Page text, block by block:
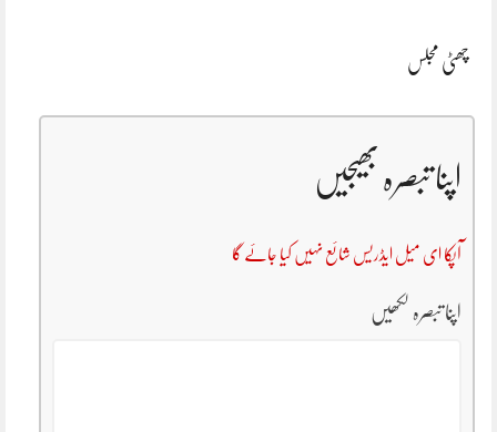
چھٹی مجلس
اپنا تبصرہ بھیجیں
آپکا ای میل ایڈریس شائع نہیں کیا جائے گا
اپنا تبصرہ لکھیں